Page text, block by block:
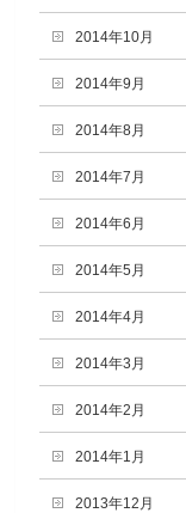
2014年10月
2014年9月
2014年8月
2014年7月
2014年6月
2014年5月
2014年4月
2014年3月
2014年2月
2014年1月
2013年12月